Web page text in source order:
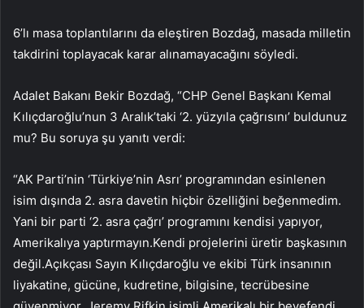
6’lı masa toplantılarını da eleştiren Bozdağ, masada milletin
takdirini toplayacak karar alınamayacağını söyledi.
Adalet Bakanı Bekir Bozdağ, “CHP Genel Başkanı Kemal
Kılıçdaroğlu’nun 3 Aralık’taki ‘2. yüzyıla çağrısını’ buldunuz
mu? Bu soruya şu yanıtı verdi:
“AK Parti’nin ‘Türkiye’nin Asrı’ programından esinlenen
isim dışında 2. asra davetin hiçbir özelliğini beğenmedim.
Yani bir parti ‘2. asra çağrı’ programını kendisi yapıyor,
Amerikalıya yaptırmayın.Kendi projelerini üretir başkasının
değil.Açıkçası Sayın Kılıçdaroğlu ve ekibi Türk insanının
liyakatine, gücüne, kudretine, bilgisine, tecrübesine